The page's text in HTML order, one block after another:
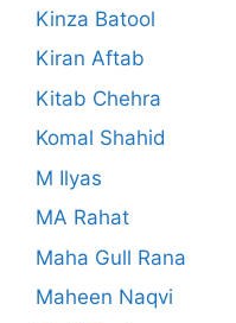
Kinza Batool
Kiran Aftab
Kitab Chehra
Komal Shahid
M Ilyas
MA Rahat
Maha Gull Rana
Maheen Naqvi